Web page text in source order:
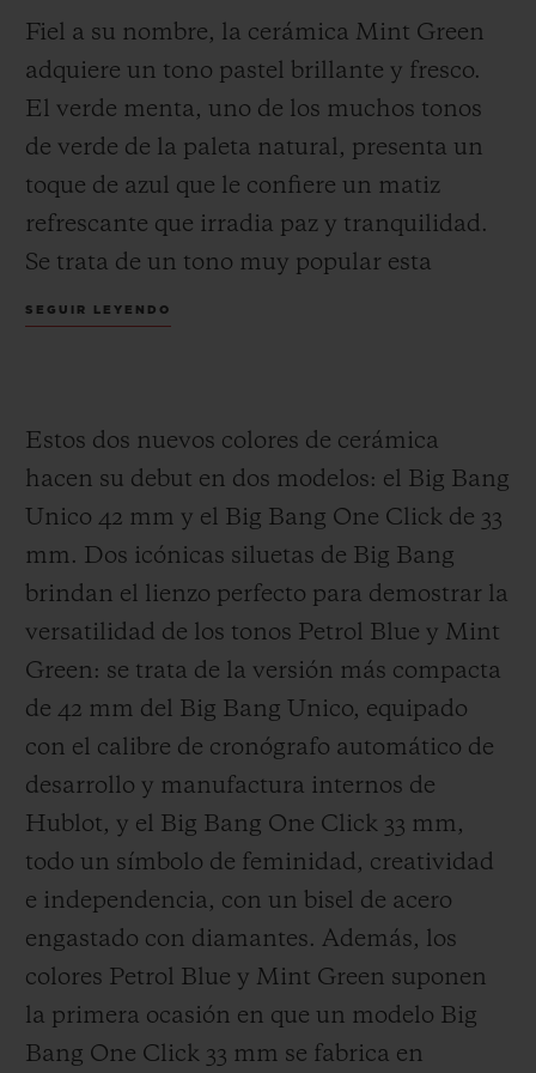
Fiel a su nombre, la cerámica Mint Green
adquiere un tono pastel brillante y fresco.
El verde menta, uno de los muchos tonos
de verde de la paleta natural, presenta un
toque de azul que le confiere un matiz
refrescante que irradia paz y tranquilidad.
Se trata de un tono muy popular esta
temporada de primavera, que aporta luz y
SEGUIR LEYENDO
Estos dos nuevos colores de cerámica
hacen su debut en dos modelos: el Big Bang
Unico 42 mm y el Big Bang One Click de 33
mm. Dos icónicas siluetas de Big Bang
brindan el lienzo perfecto para demostrar la
versatilidad de los tonos Petrol Blue y Mint
Green: se trata de la versión más compacta
de 42 mm del Big Bang Unico, equipado
con el calibre de cronógrafo automático de
desarrollo y manufactura internos de
Hublot, y el Big Bang One Click 33 mm,
todo un símbolo de feminidad, creatividad
e independencia, con un bisel de acero
engastado con diamantes. Además, los
colores Petrol Blue y Mint Green suponen
la primera ocasión en que un modelo Big
Bang One Click 33 mm se fabrica en